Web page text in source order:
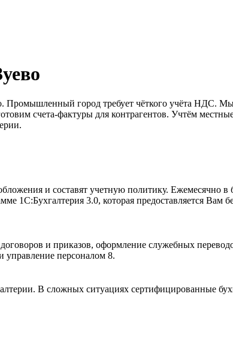
город требует чёткого учёта НДС.
счета-фактуры для контрагентов. Учтём
и составят учетную политику. Ежемесячно в
1С:Бухгалтерия 3.0, которая предоставляется Вам
и приказов, оформление служебных
управление персоналом 8.
В сложных ситуациях сертифицированные